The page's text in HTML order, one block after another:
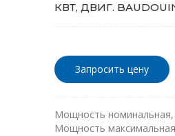
КВТ, ДВИГ.
Запросить цену
Мощность номинальная,
Мощность